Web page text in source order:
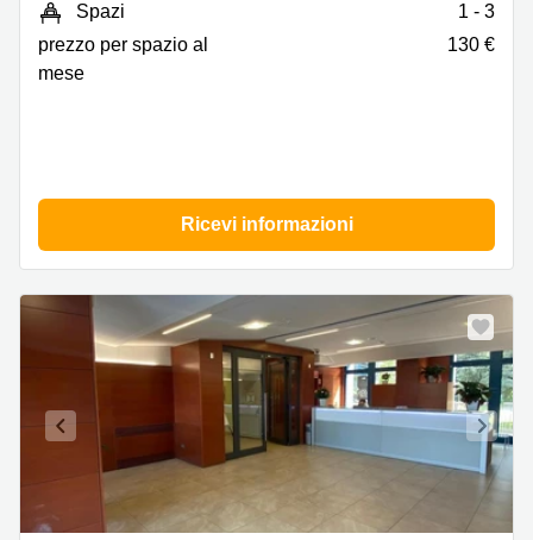
Coworking
Cagliari
13,
Bologna
Spazi
1 - 3
prezzo per spazio al
mese
130 €
Ricevi informazioni